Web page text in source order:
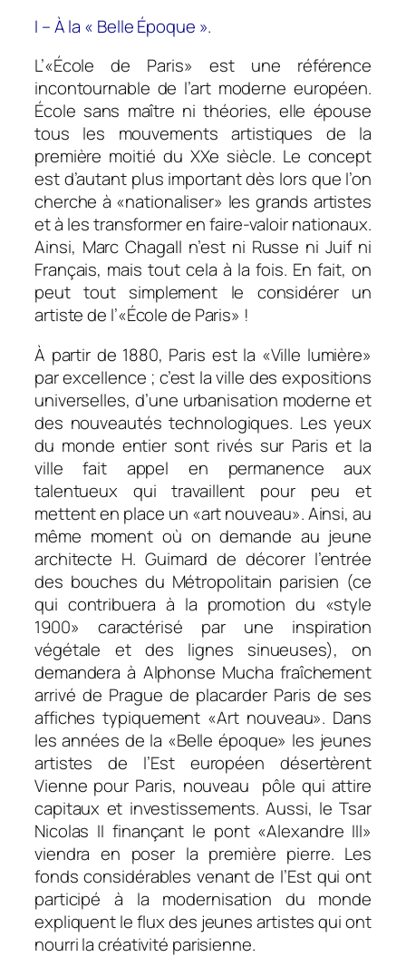
I – À la « Belle Époque ».
L’«École de Paris» est une référence
incontournable de l’art moderne européen.
École sans maître ni théories, elle épouse
tous les mouvements artistiques de la
première moitié du XXe siècle. Le concept
est d’autant plus important dès lors que l’on
cherche à «nationaliser» les grands artistes
et à les transformer en faire-valoir nationaux.
Ainsi, Marc Chagall n’est ni Russe ni Juif ni
Français, mais tout cela à la fois. En fait, on
peut tout simplement le considérer un
artiste de l’«École de Paris» !
À partir de 1880, Paris est la «Ville lumière»
par excellence ; c’est la ville des expositions
universelles, d’une urbanisation moderne et
des nouveautés technologiques. Les yeux
du monde entier sont rivés sur Paris et la
ville fait appel en permanence aux
talentueux qui travaillent pour peu et
mettent en place un «art nouveau». Ainsi, au
même moment où on demande au jeune
architecte H. Guimard de décorer l’entrée
des bouches du Métropolitain parisien (ce
qui contribuera à la promotion du «style
1900» caractérisé par une inspiration
végétale et des lignes sinueuses), on
demandera à Alphonse Mucha fraîchement
arrivé de Prague de placarder Paris de ses
affiches typiquement «Art nouveau». Dans
les années de la «Belle époque» les jeunes
artistes de l’Est européen désertèrent
Vienne pour Paris, nouveau pôle qui attire
capitaux et investissements. Aussi, le Tsar
Nicolas II finançant le pont «Alexandre III»
viendra en poser la première pierre. Les
fonds considérables venant de l’Est qui ont
participé à la modernisation du monde
expliquent le flux des jeunes artistes qui ont
nourri la créativité parisienne.